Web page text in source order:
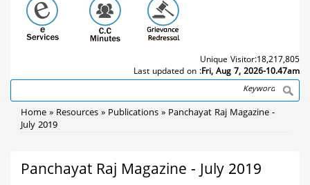
Unique Visitor:18,217,805
Last updated on :Fri, Aug 7, 2026-10.47am
Search
Breadcrumb
Home Resources Publications
Panchayat Raj Magazine -
July 2019
Panchayat Raj Magazine - July 2019